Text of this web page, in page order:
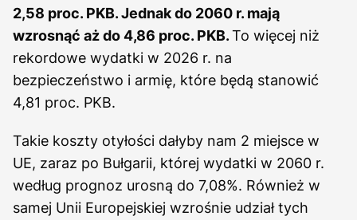
2,58 proc. PKB. Jednak do 2060 r. mają
wzrosnąć aż do 4,86 proc. PKB.To więcej niż
rekordowe wydatki w 2026 r. na
bezpieczeństwo i armię, które będą stanowić
4,81 proc. PKB.
Takie koszty otyłości dałyby nam 2 miejsce w
UE, zaraz po Bułgarii, której wydatki w 2060 r.
według prognoz urosną do 7,08%. Również w
samej Unii Europejskiej wzrośnie udział tych